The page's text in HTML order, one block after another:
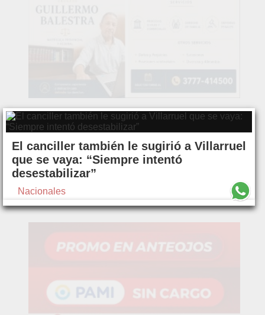
El canciller también le sugirió a Villarruel
que se vaya: “Siempre intentó
desestabilizar”
Nacionales